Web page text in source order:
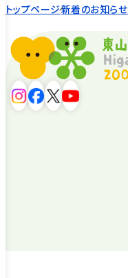
トップページ新着のお知ら